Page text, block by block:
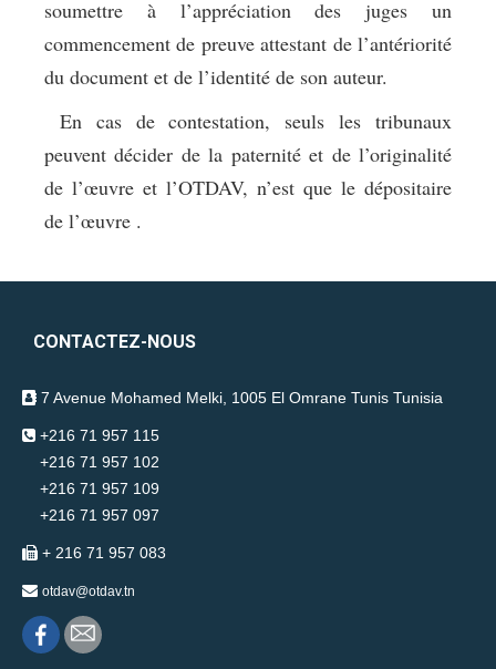
soumettre à l’appréciation des juges un
commencement de preuve attestant de l’antériorité
du document et de l’identité de son auteur.
En cas de contestation, seuls les tribunaux
peuvent décider de la paternité et de l’originalité
de l’œuvre et l’OTDAV, n’est que le dépositaire
de l’œuvre .
CONTACTEZ-NOUS
7 Avenue Mohamed Melki, 1005 El Omrane Tunis Tunisia
+216 71 957 115
+216 71 957 102
+216 71 957 109
+216 71 957 097
+ 216 71 957 083
otdav@otdav.tn